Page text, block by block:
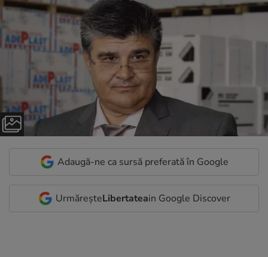
Adaugă-ne ca sursă preferată în Google
UrmăreșteLibertateain Google Discover